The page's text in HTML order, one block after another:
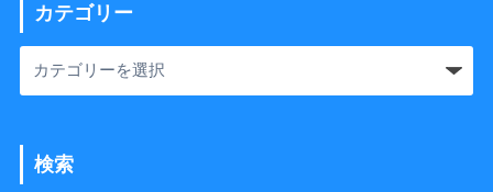
カテゴリー
検索